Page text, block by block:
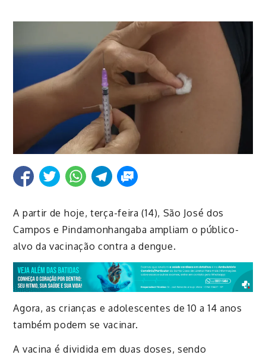
A partir de hoje, terça-feira (14), São José dos
Campos e Pindamonhangaba ampliam o público-
alvo da vacinação contra a dengue.
Agora, as crianças e adolescentes de 10 a 14 anos
também podem se vacinar.
A vacina é dividida em duas doses, sendo